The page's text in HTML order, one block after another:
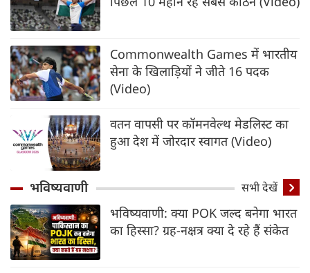
Commonwealth Games में भारतीय
सेना के खिलाड़ियों ने जीते 16 पदक
(Video)
वतन वापसी पर कॉमनवेल्थ मेडलिस्ट का
हुआ देश में जोरदार स्वागत (Video)
भविष्यवाणी सभी देखें
भविष्यवाणी: क्या POK जल्द बनेगा भारत
का हिस्सा? ग्रह-नक्षत्र क्या दे रहे हैं संकेत